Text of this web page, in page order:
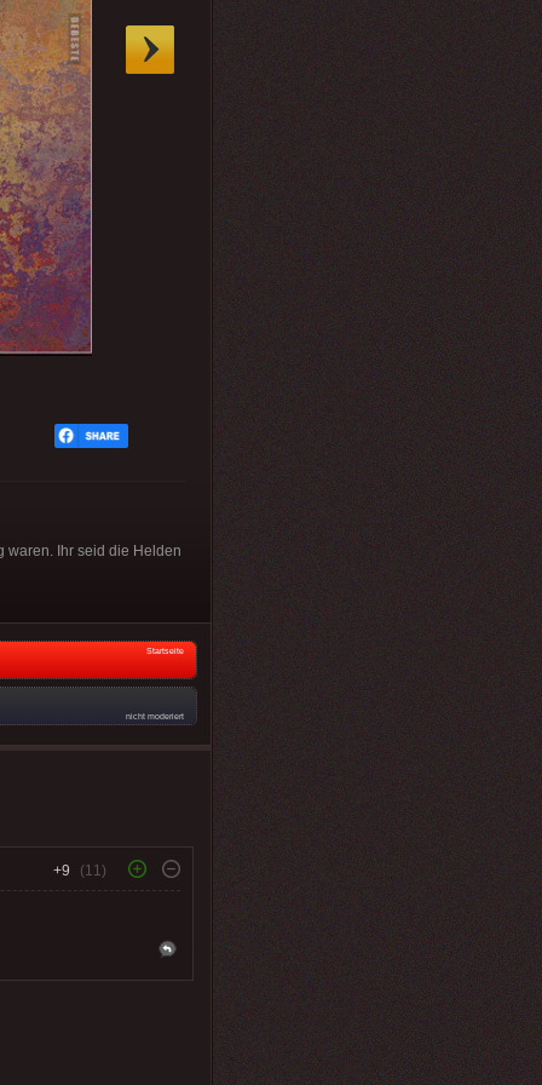
waren. Ihr seid die Helden
Startseite
nicht moderiert
+9 (11)